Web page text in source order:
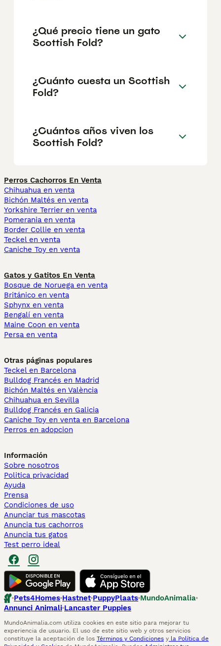
¿Qué precio tiene un gato
Scottish Fold?
¿Cuánto cuesta un Scottish
Fold?
¿Cuántos años viven los
Scottish Fold?
Perros Cachorros En Venta
Chihuahua en venta
Bichón Maltés en venta
Yorkshire Terrier en venta
Pomerania en venta
Border Collie en venta
Teckel en venta
Caniche Toy en venta
Gatos y Gatitos En Venta
Bosque de Noruega en venta
Británico en venta
Sphynx en venta
Bengalí en venta
Maine Coon en venta
Persa en venta
Otras páginas populares
Teckel en Barcelona
Bulldog Francés en Madrid
Bichón Maltés en València
Chihuahua en Sevilla
Bulldog Francés en Galicia
Caniche Toy en venta en Barcelona
Perros en adopcion
Información
Sobre nosotros
Politica privacidad
Ayuda
Prensa
Condiciones de uso
Anunciar tus mascotas
Anuncia tus cachorros
Anuncia tus gatos
Test perro ideal
Pets4Homes Hastnet PuppyPlaats MundoAnimalia
Annunci Animali Lancaster Puppies
MundoAnimalia.com utiliza cookies en este sitio para mejorar tu
experiencia de usuario. El uso de este sitio web y otros servicios
constituye la aceptación de los Términos y Condiciones y la Política de